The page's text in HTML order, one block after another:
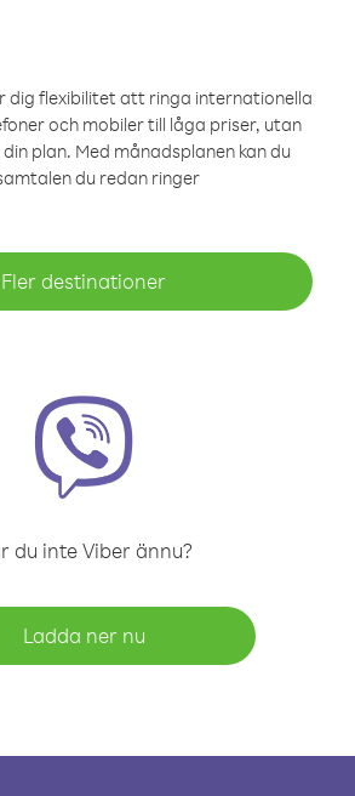
dig flexibilitet att ringa internationella
och mobiler till låga priser, utan
plan. Med månadsplanen kan du
du redan ringer
Fler destinationer
du inte Viber ännu?
Ladda ner nu